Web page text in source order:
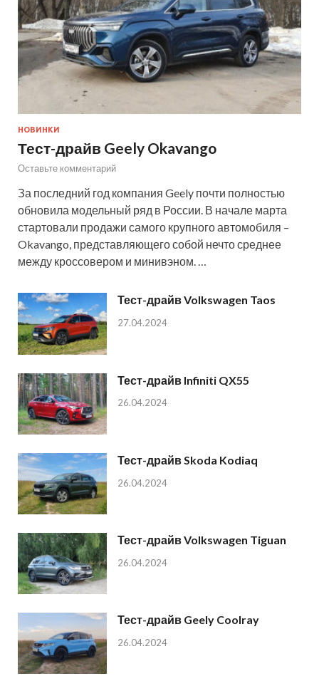
НОВИНКИ
Тест-драйв Geely Okavango
Оставьте комментарий
За последний год компания Geely почти полностью
обновила модельный ряд в России. В начале марта
стартовали продажи самого крупного автомобиля –
Okavango, представляющего собой нечто среднее
между кроссовером и минивэном. …
Тест-драйв Volkswagen Taos
27.04.2024
Тест-драйв Infiniti QX55
26.04.2024
Тест-драйв Skoda Kodiaq
26.04.2024
Тест-драйв Volkswagen Tiguan
26.04.2024
Тест-драйв Geely Coolray
26.04.2024